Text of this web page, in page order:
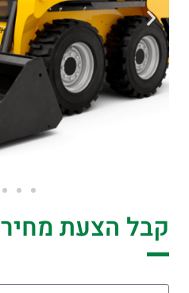
קבל הצעת מחיר